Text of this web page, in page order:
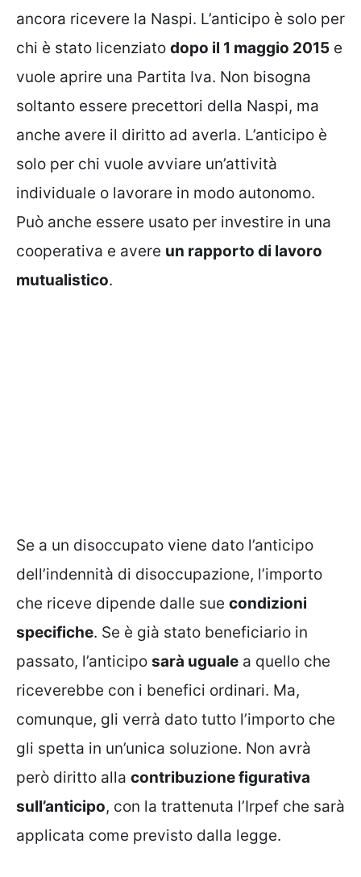
ancora ricevere la Naspi. L’anticipo è solo per
chi è stato licenziato dopo il 1 maggio 2015 e
vuole aprire una Partita Iva. Non bisogna
soltanto essere precettori della Naspi, ma
anche avere il diritto ad averla. L’anticipo è
solo per chi vuole avviare un’attività
individuale o lavorare in modo autonomo.
Può anche essere usato per investire in una
cooperativa e avere un rapporto di lavoro
mutualistico.
Se a un disoccupato viene dato l’anticipo
dell’indennità di disoccupazione, l’importo
che riceve dipende dalle sue condizioni
specifiche. Se è già stato beneficiario in
passato, l’anticipo sarà uguale a quello che
riceverebbe con i benefici ordinari. Ma,
comunque, gli verrà dato tutto l’importo che
gli spetta in un’unica soluzione. Non avrà
però diritto alla contribuzione figurativa
sull’anticipo, con la trattenuta l’Irpef che sarà
applicata come previsto dalla legge.